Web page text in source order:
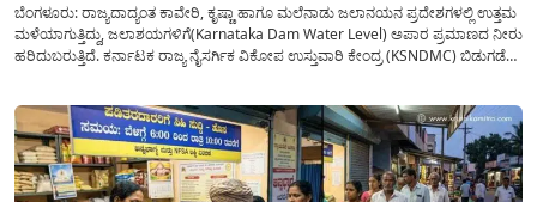
ಬೆಂಗಳೂರು: ರಾಜ್ಯದಾದ್ಯಂತ ಕಾವೇರಿ, ಕೃಷ್ಣಾ ಹಾಗೂ ಮಲೆನಾಡು ಜಲಾನಯನ ಪ್ರದೇಶಗಳಲ್ಲಿ ಉತ್ತಮ
ಮಳೆಯಾಗುತ್ತಿದ್ದು, ಜಲಾಶಯಗಳಿಗೆ(Karnataka Dam Water Level) ಅಪಾರ ಪ್ರಮಾಣದ ನೀರು
ಹರಿದುಬರುತ್ತಿದೆ. ಕರ್ನಾಟಕ ರಾಜ್ಯ ನೈಸರ್ಗಿಕ ವಿಕೋಪ ಉಸ್ತುವಾರಿ ಕೇಂದ್ರ (KSNDMC) ಬಿಡುಗಡೆ